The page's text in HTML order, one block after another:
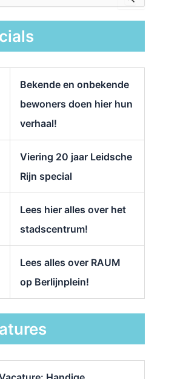
Bekende en onbekende
bewoners doen hier hun
verhaal!
Viering 20 jaar Leidsche
Rijn special
Lees hier alles over het
stadscentrum!
Lees alles over RAUM
op Berlijnplein!